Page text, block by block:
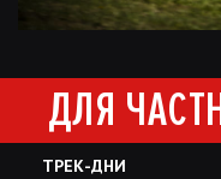
ДЛЯ
ТРЕК-ДНИ